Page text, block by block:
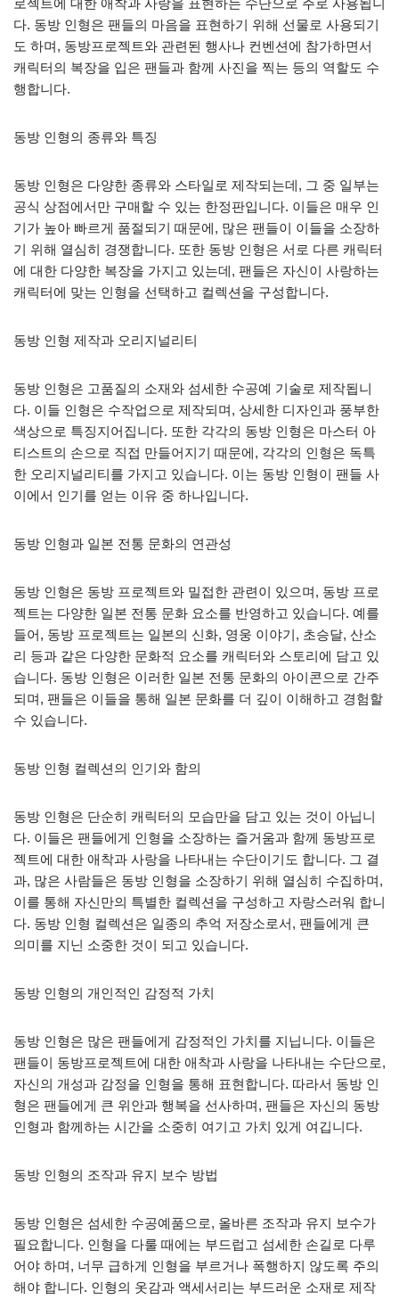
다. 동방 인형은 팬들의 마음을 표현하기 위해 선물로 사용되기
도 하며, 동방프로젝트와 관련된 행사나 컨벤션에 참가하면서
캐릭터의 복장을 입은 팬들과 함께 사진을 찍는 등의 역할도 수
행합니다.
동방 인형의 종류와 특징
동방 인형은 다양한 종류와 스타일로 제작되는데, 그 중 일부는
공식 상점에서만 구매할 수 있는 한정판입니다. 이들은 매우 인
기가 높아 빠르게 품절되기 때문에, 많은 팬들이 이들을 소장하
기 위해 열심히 경쟁합니다. 또한 동방 인형은 서로 다른 캐릭터
에 대한 다양한 복장을 가지고 있는데, 팬들은 자신이 사랑하는
캐릭터에 맞는 인형을 선택하고 컬렉션을 구성합니다.
동방 인형 제작과 오리지널리티
동방 인형은 고품질의 소재와 섬세한 수공예 기술로 제작됩니
다. 이들 인형은 수작업으로 제작되며, 상세한 디자인과 풍부한
색상으로 특징지어집니다. 또한 각각의 동방 인형은 마스터 아
티스트의 손으로 직접 만들어지기 때문에, 각각의 인형은 독특
한 오리지널리티를 가지고 있습니다. 이는 동방 인형이 팬들 사
이에서 인기를 얻는 이유 중 하나입니다.
동방 인형과 일본 전통 문화의 연관성
동방 인형은 동방 프로젝트와 밀접한 관련이 있으며, 동방 프로
젝트는 다양한 일본 전통 문화 요소를 반영하고 있습니다. 예를
들어, 동방 프로젝트는 일본의 신화, 영웅 이야기, 초승달, 산소
리 등과 같은 다양한 문화적 요소를 캐릭터와 스토리에 담고 있
습니다. 동방 인형은 이러한 일본 전통 문화의 아이콘으로 간주
되며, 팬들은 이들을 통해 일본 문화를 더 깊이 이해하고 경험할
수 있습니다.
동방 인형 컬렉션의 인기와 함의
동방 인형은 단순히 캐릭터의 모습만을 담고 있는 것이 아닙니
다. 이들은 팬들에게 인형을 소장하는 즐거움과 함께 동방프로
젝트에 대한 애착과 사랑을 나타내는 수단이기도 합니다. 그 결
과, 많은 사람들은 동방 인형을 소장하기 위해 열심히 수집하며,
이를 통해 자신만의 특별한 컬렉션을 구성하고 자랑스러워 합니
다. 동방 인형 컬렉션은 일종의 추억 저장소로서, 팬들에게 큰
의미를 지닌 소중한 것이 되고 있습니다.
동방 인형의 개인적인 감정적 가치
동방 인형은 많은 팬들에게 감정적인 가치를 지닙니다. 이들은
팬들이 동방프로젝트에 대한 애착과 사랑을 나타내는 수단으로,
자신의 개성과 감정을 인형을 통해 표현합니다. 따라서 동방 인
형은 팬들에게 큰 위안과 행복을 선사하며, 팬들은 자신의 동방
인형과 함께하는 시간을 소중히 여기고 가치 있게 여깁니다.
동방 인형의 조작과 유지 보수 방법
동방 인형은 섬세한 수공예품으로, 올바른 조작과 유지 보수가
필요합니다. 인형을 다룰 때에는 부드럽고 섬세한 손길로 다루
어야 하며, 너무 급하게 인형을 부르거나 폭행하지 않도록 주의
해야 합니다. 인형의 옷감과 액세서리는 부드러운 소재로 제작